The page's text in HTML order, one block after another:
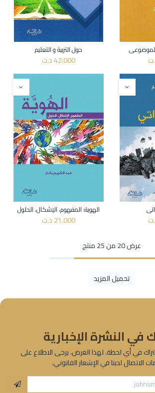
حول التربية و التعليم
42.000د.ت
الهوية: المفهوم، الإشكال، الحلول
21.000د.ت
عرض 20 من 25 منتج
تحميل المزيد
في النشرة الإخبارية
في أي لحظة. لهذا الغرض، يرجى الاطلاع على
الاتصال لدينا في الإشعار القانوني.